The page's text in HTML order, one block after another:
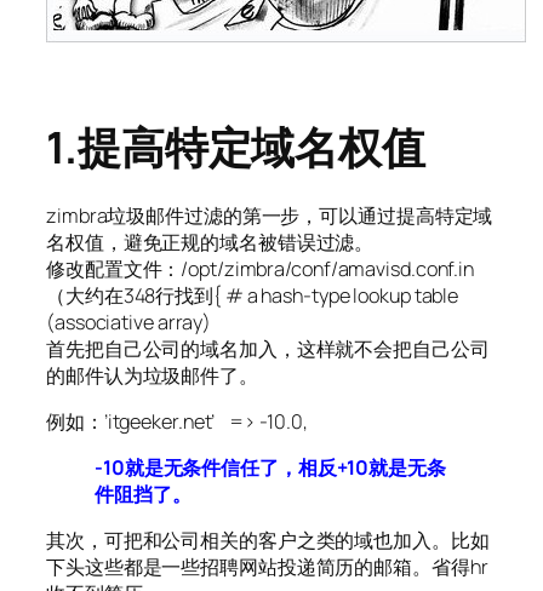
1.提高特定域名权值
zimbra垃圾邮件过滤的第一步，可以通过提高特定域
名权值，避免正规的域名被错误过滤。
修改配置文件：/opt/zimbra/conf/amavisd.conf.in
（大约在348行找到{ # a hash-type lookup table
(associative array)
首先把自己公司的域名加入，这样就不会把自己公司
的邮件认为垃圾邮件了。
例如：’itgeeker.net’ => -10.0,
-10就是无条件信任了，相反+10就是无条
件阻挡了。
其次，可把和公司相关的客户之类的域也加入。比如
下头这些都是一些招聘网站投递简历的邮箱。省得hr